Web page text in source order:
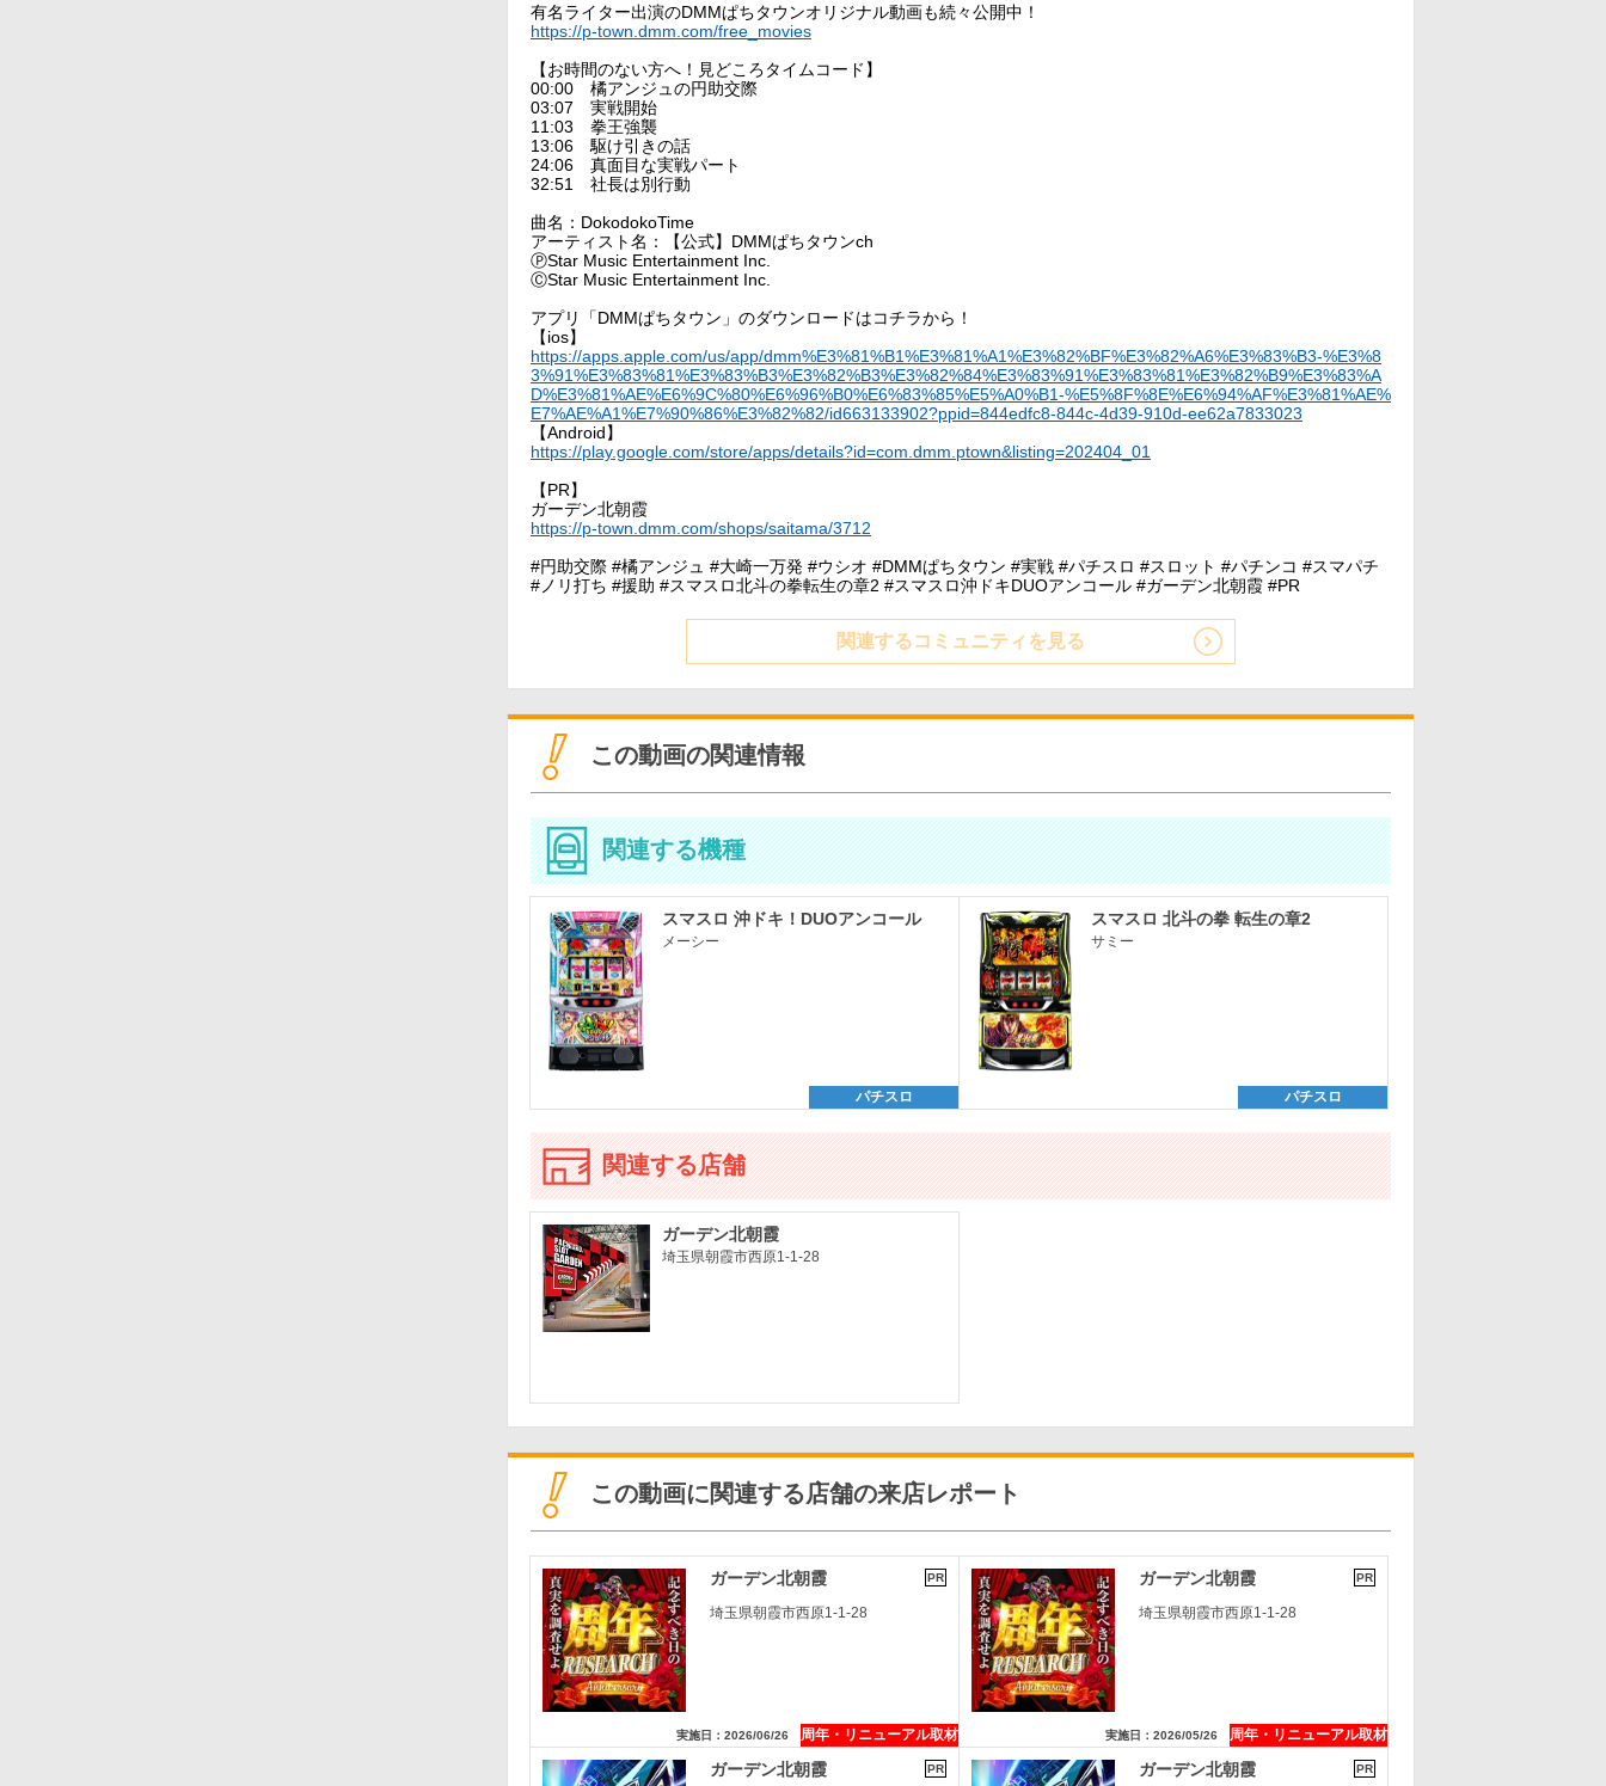
有名ライター出演のDMMぱちタウンオリジナル動画も続々公開中！
https://p-town.dmm.com/free_movies
【お時間のない方へ！見どころタイムコード】
00:00 橘アンジュの円助交際
03:07 実戦開始
11:03 拳王強襲
13:06 駆け引きの話
24:06 真面目な実戦パート
32:51 社長は別行動
曲名：DokodokoTime
アーティスト名：【公式】DMMぱちタウンch
ⓅStar Music Entertainment Inc.
ⒸStar Music Entertainment Inc.
アプリ「DMMぱちタウン」のダウンロードはコチラから！
【ios】
https://apps.apple.com/us/app/dmm%E3%81%B1%E3%81%A1%E3%82%BF%E3%82%A6%E3%83%B3-%E3%8
3%91%E3%83%81%E3%83%B3%E3%82%B3%E3%82%84%E3%83%91%E3%83%81%E3%82%B9%E3%83%A
D%E3%81%AE%E6%9C%80%E6%96%B0%E6%83%85%E5%A0%B1-%E5%8F%8E%E6%94%AF%E3%81%AE%
E7%AE%A1%E7%90%86%E3%82%82/id663133902?ppid=844edfc8-844c-4d39-910d-ee62a7833023
【Android】
https://play.google.com/store/apps/details?id=com.dmm.ptown&listing=202404_01
【PR】
ガーデン北朝霞
https://p-town.dmm.com/shops/saitama/3712
#円助交際 #橘アンジュ #大崎一万発 #ウシオ #DMMぱちタウン #実戦 #パチスロ #スロット #パチンコ #スマパチ
#ノリ打ち #援助 #スマスロ北斗の拳転生の章2 #スマスロ沖ドキDUOアンコール #ガーデン北朝霞 #PR
関連するコミュニティを見る
この動画の関連情報
関連する機種
スマスロ 沖ドキ！DUOアンコール
メーシー
パチスロ
スマスロ 北斗の拳 転生の章2
サミー
パチスロ
関連する店舗
ガーデン北朝霞
埼玉県朝霞市西原1-1-28
この動画に関連する店舗の来店レポート
ガーデン北朝霞 PR
埼玉県朝霞市西原1-1-28
実施日：2026/06/26 周年・リニューアル取材
ガーデン北朝霞 PR
埼玉県朝霞市西原1-1-28
実施日：2026/05/26 周年・リニューアル取材
ガーデン北朝霞 PR ガーデン北朝霞 PR